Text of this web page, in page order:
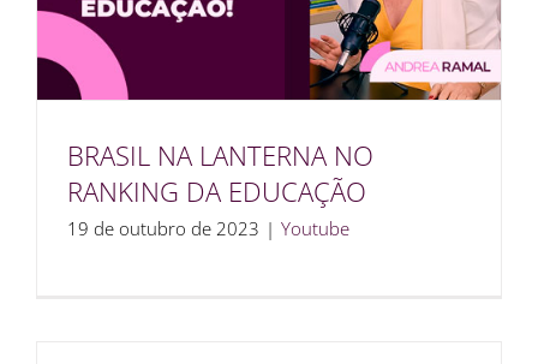
BRASIL NA LANTERNA NO
RANKING DA EDUCAÇÃO
19 de outubro de 2023 | Youtube